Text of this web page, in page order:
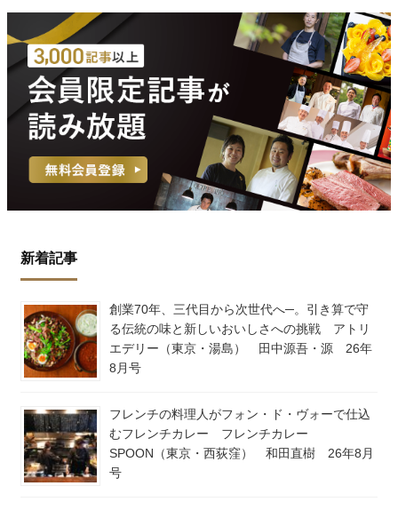
新着記事
創業70年、三代目から次世代へ─。引き算で守
る伝統の味と新しいおいしさへの挑戦 アトリ
エデリー（東京・湯島） 田中源吾・源 26年
8月号
フレンチの料理人がフォン・ド・ヴォーで仕込
むフレンチカレー フレンチカレー
SPOON（東京・西荻窪） 和田直樹 26年8月
号